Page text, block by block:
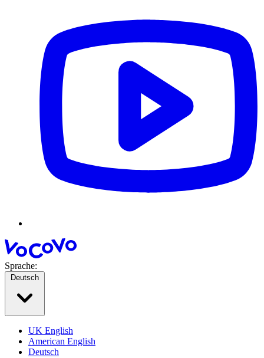
Sprache:
Deutsch
UK English
American English
Deutsch